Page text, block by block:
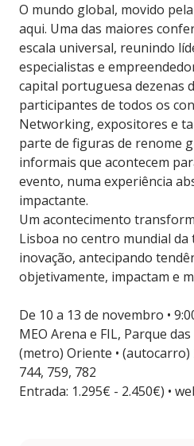
O mundo global, movido
aqui. Uma das maiores
escala universal, reunindo
especialistas e
capital portuguesa dezenas
participantes de todos os
Networking, expositores e
parte de figuras de renome
informais que acontecem
evento, numa experiência
impactante.
Um acontecimento
Lisboa no centro mundial da
inovação, antecipando
objetivamente, impactam e
De 10 a 13 de novembro •
MEO Arena e FIL, Parque
(metro) Oriente • (autocarro)
744, 759, 782
Entrada: 1.295€ - 2.450€) •